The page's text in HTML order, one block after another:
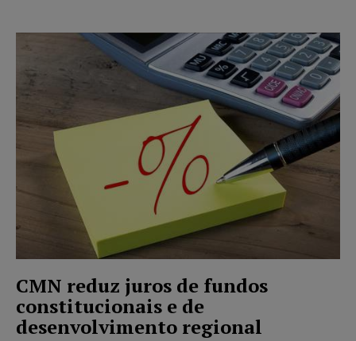
CMN reduz juros de fundos
constitucionais e de
desenvolvimento regional